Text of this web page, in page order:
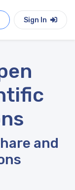
Sign In
and